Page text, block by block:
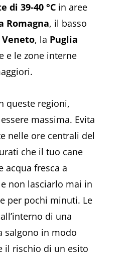
di 39-40 °C in aree
Romagna, il basso
Veneto, la Puglia
e le zone interne
queste regioni,
massima. Evita
nelle ore centrali del
che il tuo cane
acqua fresca a
non lasciarlo mai in
per pochi minuti. Le
di una
salgono in modo
il rischio di un esito